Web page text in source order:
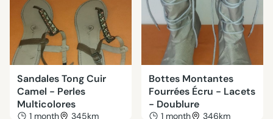
Sandales Tong Cuir
Camel - Perles
Multicolores
1 month 345km
Bottes Montantes
Fourrées Écru - Lacets
- Doublure
1 month 346km